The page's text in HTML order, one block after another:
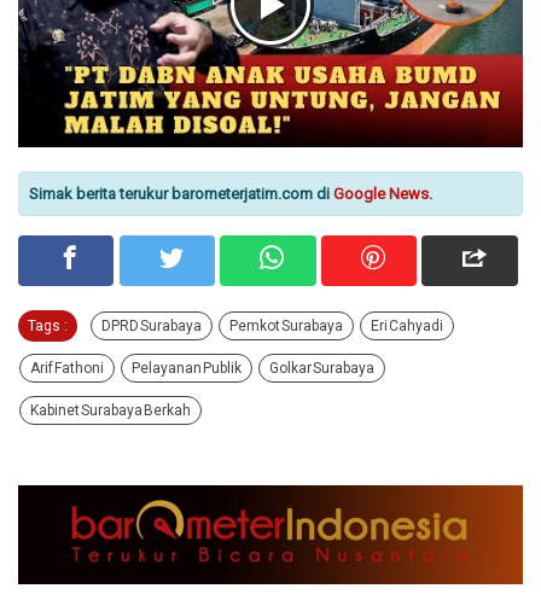
Simak berita terukur barometerjatim.com di Google News.
Tags : DPRD Surabaya Pemkot Surabaya Eri Cahyadi
Arif Fathoni Pelayanan Publik Golkar Surabaya
Kabinet Surabaya Berkah